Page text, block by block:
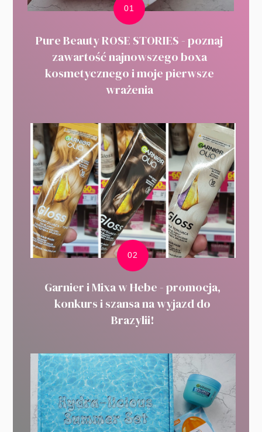
Pure Beauty ROSE STORIES - poznaj
zawartość najnowszego boxa
kosmetycznego i moje pierwsze
wrażenia
Garnier i Mixa w Hebe - promocja,
konkurs i szansa na wyjazd do
Brazylii!